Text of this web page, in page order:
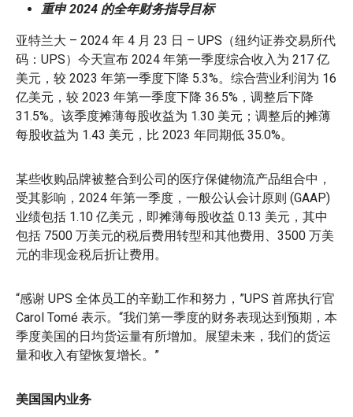
重申 2024 的全年财务指导目标
亚特兰大 – 2024 年 4 月 23 日 – UPS（纽约证券交易所代
码：UPS）今天宣布 2024 年第一季度综合收入为 217 亿
美元，较 2023 年第一季度下降 5.3%。综合营业利润为 16
亿美元，较 2023 年第一季度下降 36.5%，调整后下降
31.5%。该季度摊薄每股收益为 1.30 美元；调整后的摊薄
每股收益为 1.43 美元，比 2023 年同期低 35.0%。
某些收购品牌被整合到公司的医疗保健物流产品组合中，
受其影响，2024 年第一季度，一般公认会计原则 (GAAP)
业绩包括 1.10 亿美元，即摊薄每股收益 0.13 美元，其中
包括 7500 万美元的税后费用转型和其他费用、3500 万美
元的非现金税后折让费用。
“感谢 UPS 全体员工的辛勤工作和努力，”UPS 首席执行官
Carol Tomé 表示。“我们第一季度的财务表现达到预期，本
季度美国的日均货运量有所增加。展望未来，我们的货运
量和收入有望恢复增长。”
美国国内业务